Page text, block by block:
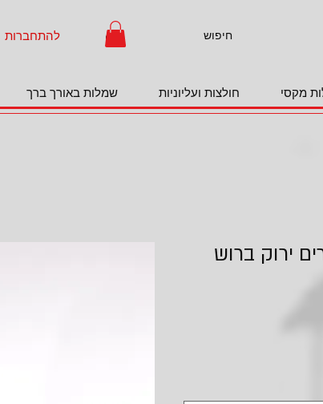
להתחברות
מקסי חולצות ועליוניות שמלות באורך ברך
ירוק ברוש